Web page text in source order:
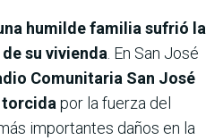
humilde familia sufrió la
su vivienda . En San José
Comunitaria San José
por la fuerza del
importantes daños en la